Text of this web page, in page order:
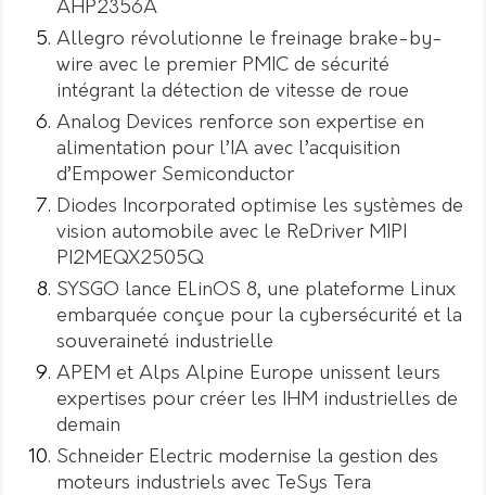
AHP2356A
Allegro révolutionne le freinage brake-by-
wire avec le premier PMIC de sécurité
intégrant la détection de vitesse de roue
Analog Devices renforce son expertise en
alimentation pour l’IA avec l’acquisition
d’Empower Semiconductor
Diodes Incorporated optimise les systèmes de
vision automobile avec le ReDriver MIPI
PI2MEQX2505Q
SYSGO lance ELinOS 8, une plateforme Linux
embarquée conçue pour la cybersécurité et la
souveraineté industrielle
APEM et Alps Alpine Europe unissent leurs
expertises pour créer les IHM industrielles de
demain
Schneider Electric modernise la gestion des
moteurs industriels avec TeSys Tera